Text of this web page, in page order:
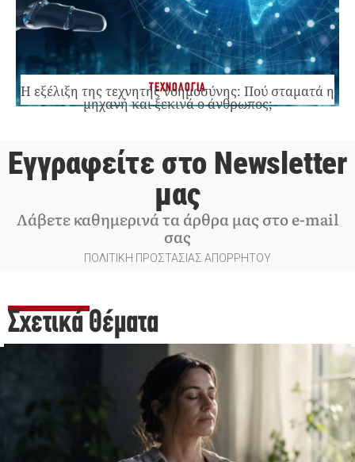
ΤΕΧΝΟΛΟΓΙΑ
Η εξέλιξη της τεχνητής νοημοσύνης: Πού σταματά η
μηχανή και ξεκινά ο άνθρωπος;
Εγγραφείτε στο Newsletter
μας
Λάβετε καθημερινά τα άρθρα μας στο e-mail
σας
ΠΟΛΙΤΙΚΗ ΠΡΟΣΤΑΣΙΑΣ ΑΠΟΡΡΗΤΟΥ
Σχετικά Θέματα